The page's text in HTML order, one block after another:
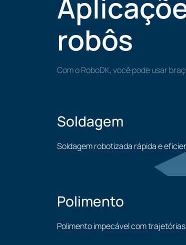
robôs
Com o RoboDK, você pode usar
Soldagem
Soldagem robotizada rápida e
Polimento
Polimento impecável com